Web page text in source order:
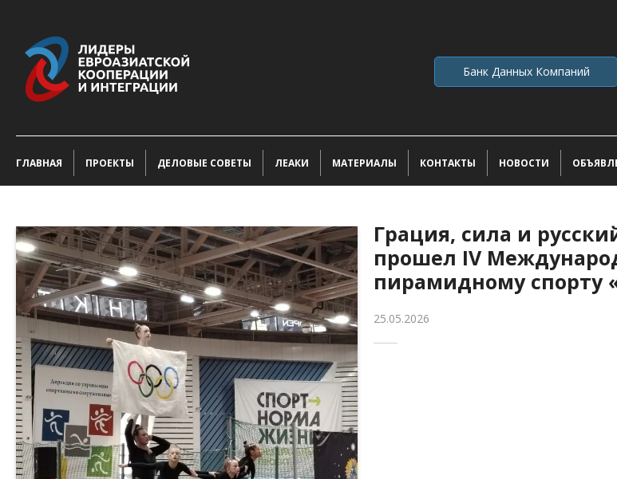
Банк Данных Компаний
ГЛАВНАЯ ПРОЕКТЫ ДЕЛОВЫЕ СОВЕТЫ ЛЕАКИ МАТЕРИАЛЫ КОНТАКТЫ НОВОСТИ
Грация, сила и
прошел IV
пирамидному спорту
25.05.2026